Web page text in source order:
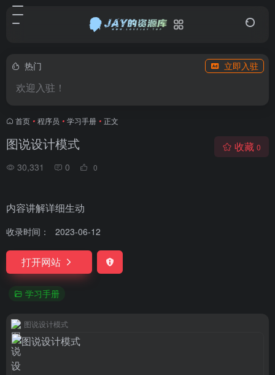
热门 立即入驻
欢迎入驻！
首页 • 程序员 • 学习手册 • 正文
图说设计模式
30,331 0 0
收藏 0
内容讲解详细生动
收录时间： 2023-06-12
打开网站
学习手册
图说设计模式